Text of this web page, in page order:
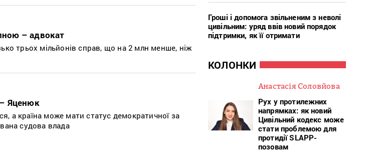
– адвокат
трьох мільйонів справ, що на 2 млн менше, ніж
– Яценюк
а країна може мати статус демократичної за
судова влада
Гроші і допомога звільненим з неволі
цивільним: уряд ввів новий порядок
підтримки, як її отримати
КОЛОНКИ
Анастасія Соловйова
Рух у протилежних
напрямках: як новий
Цивільний кодекс може
стати проблемою для
протидії SLAPP-
позовам